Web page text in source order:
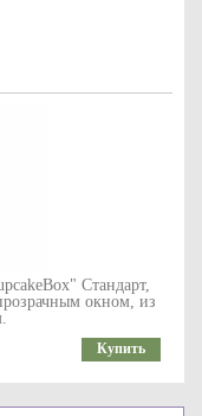
Стандарт,
окном, из
Купить